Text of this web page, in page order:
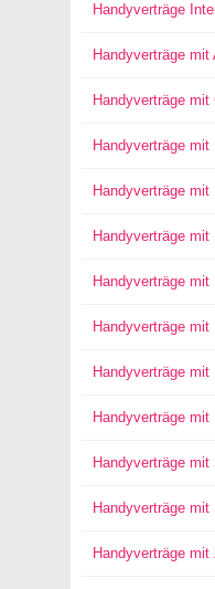
Handyverträge
Handyverträge mit
Handyverträge mit
Handyverträge mit
Handyverträge mit
Handyverträge
Handyverträge
Handyverträge
Handyverträge mit
Handyverträge mit
Handyverträge mit
Handyverträge
Handyverträge mit